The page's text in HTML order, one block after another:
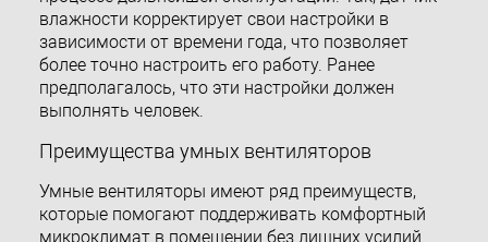
влажности корректирует свои настройки в
зависимости от времени года, что позволяет
более точно настроить его работу. Ранее
предполагалось, что эти настройки должен
выполнять человек.
Преимущества умных вентиляторов
Умные вентиляторы имеют ряд преимуществ,
которые помогают поддерживать комфортный
микроклимат в помещении без лишних усилий.